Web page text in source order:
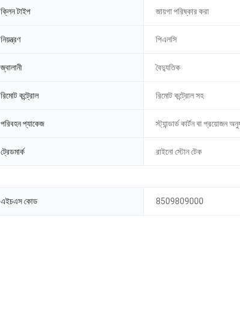
ক্লিন টাইপ জায়গা পরিষ্কার করা
নিয়ন্ত্রণ পিএলসি
জ্বালানী বৈদ্যুতিক
রিমোট কন্ট্রোল রিমোট কন্ট্রোল সহ
পরিবহন প্যাকেজ স্ট্যান্ডার্ড কার্টন বা প্রয়োজন
ট্রেডমার্ক রাইনো স্টোন টেক
এইচএস কোড 8509809000